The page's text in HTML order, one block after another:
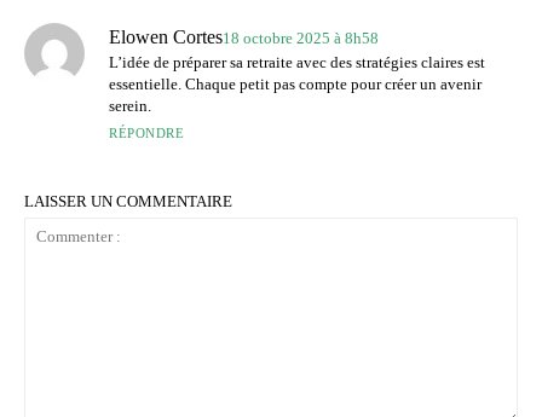
Elowen Cortes18 octobre 2025 à 8h58
L’idée de préparer sa retraite avec des stratégies claires est
essentielle. Chaque petit pas compte pour créer un avenir
serein.
RÉPONDRE
LAISSER UN COMMENTAIRE